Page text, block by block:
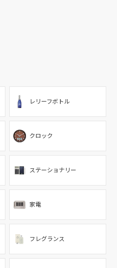
レリーフボトル
クロック
ステーショナリー
家電
フレグランス